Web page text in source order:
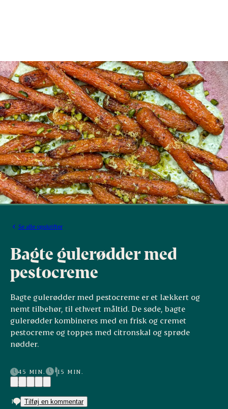
Se alle opskrifter
Bagte gulerødder med
pestocreme
Bagte gulerødder med pestocreme er et lækkert og
nemt tilbehør, til ethvert måltid. De søde, bagte
gulerødder kombineres med en frisk og cremet
pestocreme og toppes med citronskal og sprøde
nødder.
45 MIN.
15 MIN.
(3)
1 Tilføj en kommentar